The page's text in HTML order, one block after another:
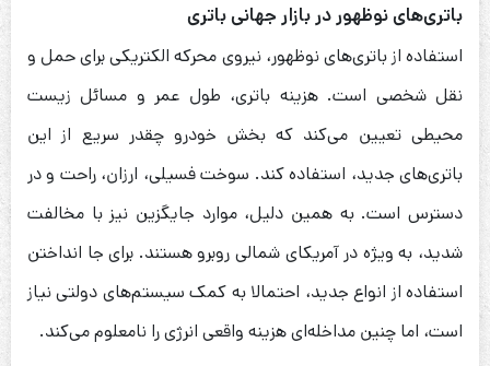
باتری‌های نوظهور در بازار جهانی باتری
استفاده از باتری‌های نوظهور، نیروی محرکه الکتریکی برای حمل و
نقل شخصی است. هزینه باتری، طول عمر و مسائل زیست
محیطی تعیین می‌کند که بخش خودرو چقدر سریع از این
باتری‌های جدید، استفاده کند. سوخت فسیلی، ارزان، راحت و در
دسترس است. به همین دلیل، موارد جایگزین نیز با مخالفت
شدید، به ویژه در آمریکای شمالی روبرو هستند. برای جا انداختن
استفاده از انواع جدید، احتمالا به کمک سیستم‌های دولتی نیاز
است، اما چنین مداخله‌ای هزینه واقعی انرژی را نامعلوم می‌کند.